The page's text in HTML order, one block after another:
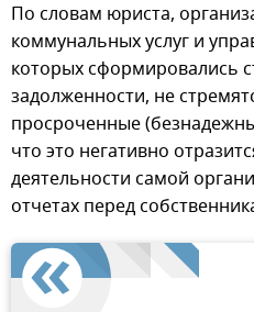
По словам юриста,
коммунальных услуг и
которых сформировались
задолженности, не
просроченные
что это негативно
деятельности самой
отчетах перед